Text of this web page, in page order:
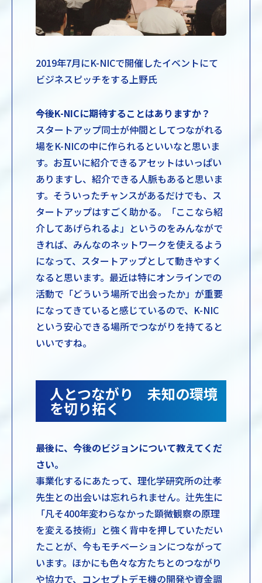
2019年7月にK-NICで開催したイベントにて
ビジネスピッチをする上野氏
――今後K-NICに期待することはありますか？
スタートアップ同士が仲間としてつながれる
場をK-NICの中に作られるといいなと思いま
す。お互いに紹介できるアセットはいっぱい
ありますし、紹介できる人脈もあると思いま
す。そういったチャンスがあるだけでも、ス
タートアップはすごく助かる。「ここなら紹
介してあげられるよ」というのをみんながで
きれば、みんなのネットワークを使えるよう
になって、スタートアップとして動きやすく
なると思います。最近は特にオンラインでの
活動で「どういう場所で出会ったか」が重要
になってきていると感じているので、K-NIC
という安心できる場所でつながりを持てると
いいですね。
人とつながり 未知の環境
を切り拓く
――最後に、今後のビジョンについて教えてくだ
さい。
事業化するにあたって、理化学研究所の辻孝
先生との出会いは忘れられません。辻先生に
「凡そ400年変わらなかった顕微観察の原理
を変える技術」と強く背中を押していただい
たことが、今もモチベーションにつながって
います。ほかにも色々な方たちとのつながり
や協力で、コンセプトデモ機の開発や資金調